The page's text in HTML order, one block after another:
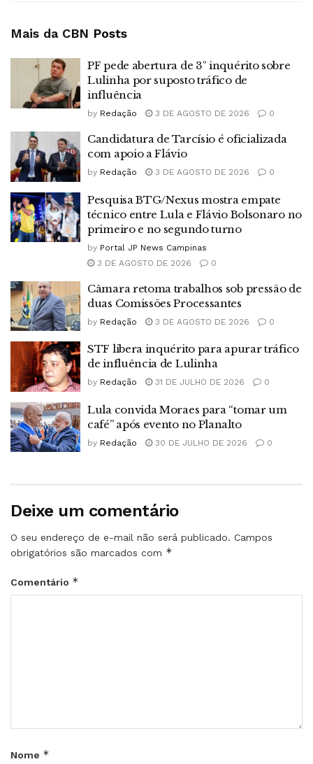
Mais da CBN Posts
PF pede abertura de 3º inquérito sobre
Lulinha por suposto tráfico de
influência
by Redação 3 DE AGOSTO DE 2026 0
Candidatura de Tarcísio é oficializada
com apoio a Flávio
by Redação 3 DE AGOSTO DE 2026 0
Pesquisa BTG/Nexus mostra empate
técnico entre Lula e Flávio Bolsonaro no
primeiro e no segundo turno
by Portal JP News Campinas
3 DE AGOSTO DE 2026
0
Câmara retoma trabalhos sob pressão de
duas Comissões Processantes
by Redação 3 DE AGOSTO DE 2026 0
STF libera inquérito para apurar tráfico
de influência de Lulinha
by Redação 31 DE JULHO DE 2026 0
Lula convida Moraes para “tomar um
café” após evento no Planalto
by Redação 30 DE JULHO DE 2026 0
Deixe um comentário
O seu endereço de e-mail não será publicado. Campos
obrigatórios são marcados com *
Comentário *
Nome *